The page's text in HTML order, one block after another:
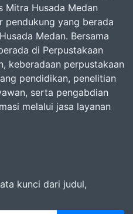
Mitra Husada Medan
pendukung yang berada
Medan. Bersama
di Perpustakaan
keberadaan perpustakaan
pendidikan, penelitian
serta pengabdian
melalui jasa layanan
kunci dari judul,